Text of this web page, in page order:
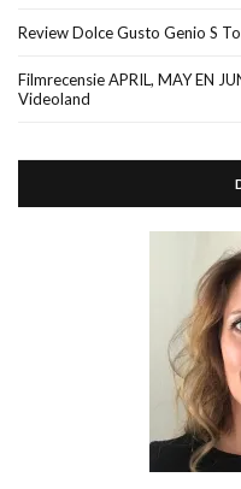
Review Dolce Gusto Genio S
Filmrecensie APRIL, MAY EN
Videoland